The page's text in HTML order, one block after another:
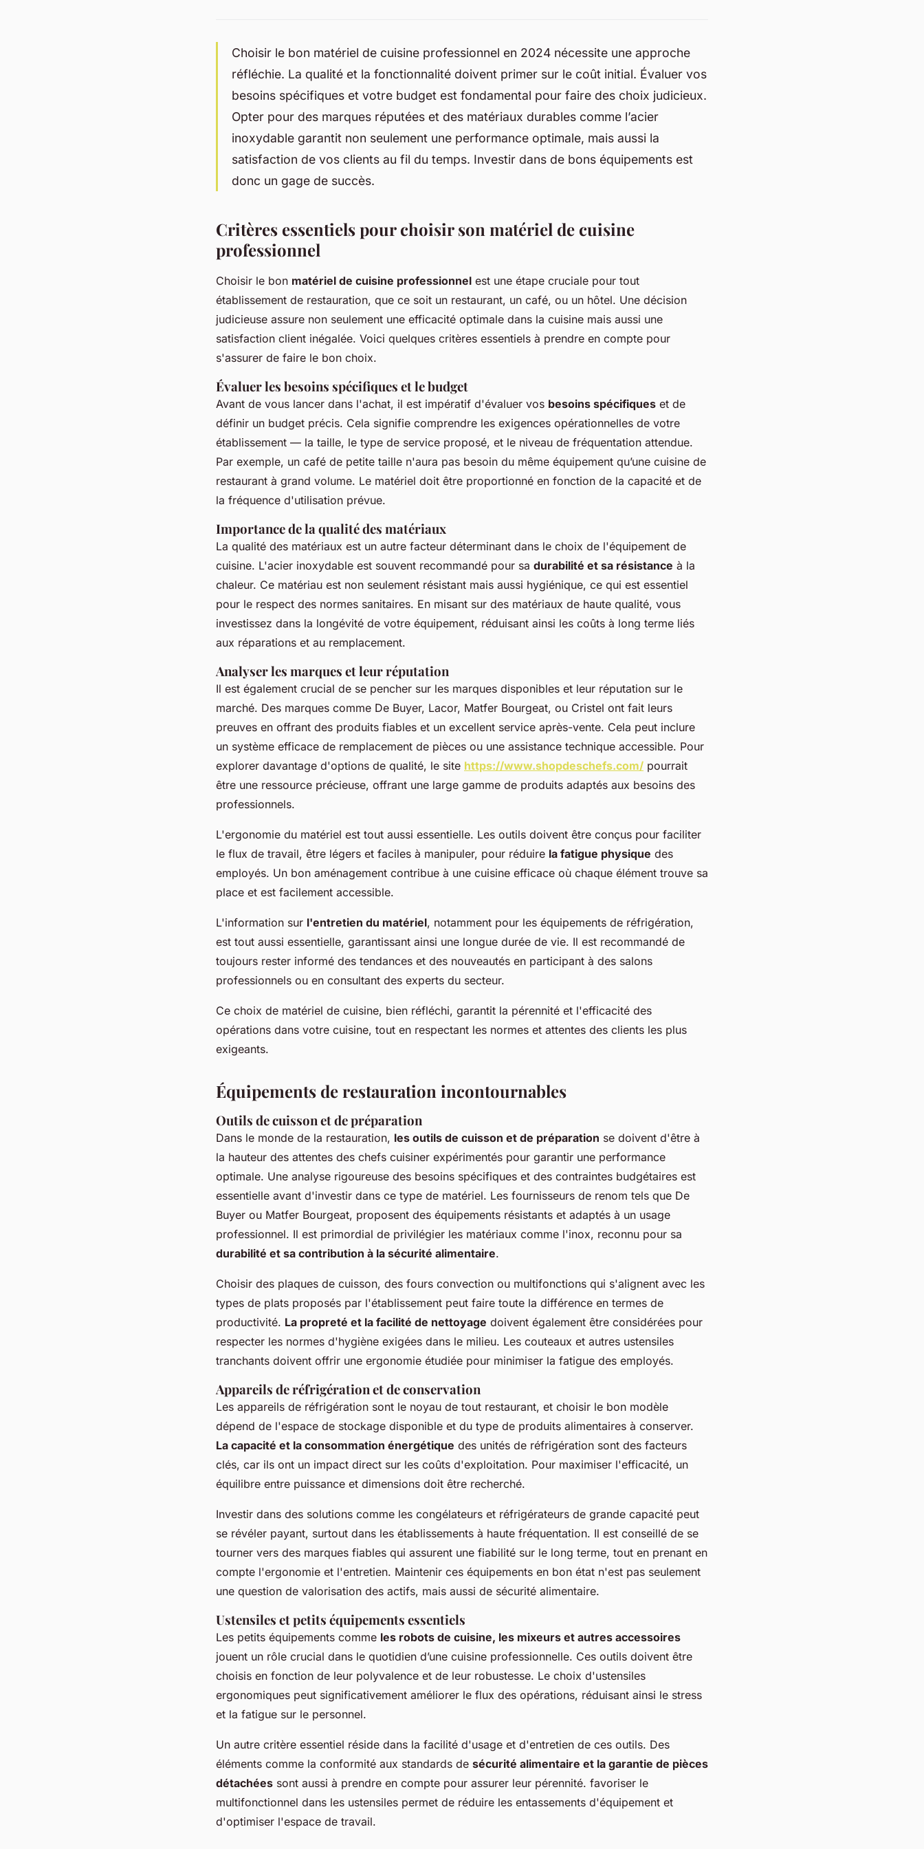
Choisir le bon matériel de cuisine professionnel en 2024 nécessite une approche
réfléchie. La qualité et la fonctionnalité doivent primer sur le coût initial. Évaluer vos
besoins spécifiques et votre budget est fondamental pour faire des choix judicieux.
Opter pour des marques réputées et des matériaux durables comme l’acier
inoxydable garantit non seulement une performance optimale, mais aussi la
satisfaction de vos clients au fil du temps. Investir dans de bons équipements est
donc un gage de succès.
Critères essentiels pour choisir son matériel de cuisine
professionnel
Choisir le bon matériel de cuisine professionnel est une étape cruciale pour tout
établissement de restauration, que ce soit un restaurant, un café, ou un hôtel. Une décision
judicieuse assure non seulement une efficacité optimale dans la cuisine mais aussi une
satisfaction client inégalée. Voici quelques critères essentiels à prendre en compte pour
s'assurer de faire le bon choix.
Évaluer les besoins spécifiques et le budget
Avant de vous lancer dans l'achat, il est impératif d'évaluer vos besoins spécifiques et de
définir un budget précis. Cela signifie comprendre les exigences opérationnelles de votre
établissement — la taille, le type de service proposé, et le niveau de fréquentation attendue.
Par exemple, un café de petite taille n'aura pas besoin du même équipement qu’une cuisine de
restaurant à grand volume. Le matériel doit être proportionné en fonction de la capacité et de
la fréquence d'utilisation prévue.
Importance de la qualité des matériaux
La qualité des matériaux est un autre facteur déterminant dans le choix de l'équipement de
cuisine. L'acier inoxydable est souvent recommandé pour sa durabilité et sa résistance à la
chaleur. Ce matériau est non seulement résistant mais aussi hygiénique, ce qui est essentiel
pour le respect des normes sanitaires. En misant sur des matériaux de haute qualité, vous
investissez dans la longévité de votre équipement, réduisant ainsi les coûts à long terme liés
aux réparations et au remplacement.
Analyser les marques et leur réputation
Il est également crucial de se pencher sur les marques disponibles et leur réputation sur le
marché. Des marques comme De Buyer, Lacor, Matfer Bourgeat, ou Cristel ont fait leurs
preuves en offrant des produits fiables et un excellent service après-vente. Cela peut inclure
un système efficace de remplacement de pièces ou une assistance technique accessible. Pour
explorer davantage d'options de qualité, le site https://www.shopdeschefs.com/ pourrait
être une ressource précieuse, offrant une large gamme de produits adaptés aux besoins des
professionnels.
L'ergonomie du matériel est tout aussi essentielle. Les outils doivent être conçus pour faciliter
le flux de travail, être légers et faciles à manipuler, pour réduire la fatigue physique des
employés. Un bon aménagement contribue à une cuisine efficace où chaque élément trouve sa
place et est facilement accessible.
L'information sur l'entretien du matériel, notamment pour les équipements de réfrigération,
est tout aussi essentielle, garantissant ainsi une longue durée de vie. Il est recommandé de
toujours rester informé des tendances et des nouveautés en participant à des salons
professionnels ou en consultant des experts du secteur.
Ce choix de matériel de cuisine, bien réfléchi, garantit la pérennité et l'efficacité des
opérations dans votre cuisine, tout en respectant les normes et attentes des clients les plus
exigeants.
Équipements de restauration incontournables
Outils de cuisson et de préparation
Dans le monde de la restauration, les outils de cuisson et de préparation se doivent d'être à
la hauteur des attentes des chefs cuisiner expérimentés pour garantir une performance
optimale. Une analyse rigoureuse des besoins spécifiques et des contraintes budgétaires est
essentielle avant d'investir dans ce type de matériel. Les fournisseurs de renom tels que De
Buyer ou Matfer Bourgeat, proposent des équipements résistants et adaptés à un usage
professionnel. Il est primordial de privilégier les matériaux comme l'inox, reconnu pour sa
durabilité et sa contribution à la sécurité alimentaire.
Choisir des plaques de cuisson, des fours convection ou multifonctions qui s'alignent avec les
types de plats proposés par l'établissement peut faire toute la différence en termes de
productivité. La propreté et la facilité de nettoyage doivent également être considérées pour
respecter les normes d'hygiène exigées dans le milieu. Les couteaux et autres ustensiles
tranchants doivent offrir une ergonomie étudiée pour minimiser la fatigue des employés.
Appareils de réfrigération et de conservation
Les appareils de réfrigération sont le noyau de tout restaurant, et choisir le bon modèle
dépend de l'espace de stockage disponible et du type de produits alimentaires à conserver.
La capacité et la consommation énergétique des unités de réfrigération sont des facteurs
clés, car ils ont un impact direct sur les coûts d'exploitation. Pour maximiser l'efficacité, un
équilibre entre puissance et dimensions doit être recherché.
Investir dans des solutions comme les congélateurs et réfrigérateurs de grande capacité peut
se révéler payant, surtout dans les établissements à haute fréquentation. Il est conseillé de se
tourner vers des marques fiables qui assurent une fiabilité sur le long terme, tout en prenant en
compte l'ergonomie et l'entretien. Maintenir ces équipements en bon état n'est pas seulement
une question de valorisation des actifs, mais aussi de sécurité alimentaire.
Ustensiles et petits équipements essentiels
Les petits équipements comme les robots de cuisine, les mixeurs et autres accessoires
jouent un rôle crucial dans le quotidien d’une cuisine professionnelle. Ces outils doivent être
choisis en fonction de leur polyvalence et de leur robustesse. Le choix d'ustensiles
ergonomiques peut significativement améliorer le flux des opérations, réduisant ainsi le stress
et la fatigue sur le personnel.
Un autre critère essentiel réside dans la facilité d'usage et d'entretien de ces outils. Des
éléments comme la conformité aux standards de sécurité alimentaire et la garantie de pièces
détachées sont aussi à prendre en compte pour assurer leur pérennité. favoriser le
multifonctionnel dans les ustensiles permet de réduire les entassements d'équipement et
d'optimiser l'espace de travail.